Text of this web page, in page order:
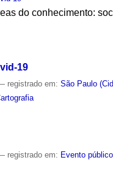
do conhecimento:
19
registrado em:São Paulo
registrado em: Evento público